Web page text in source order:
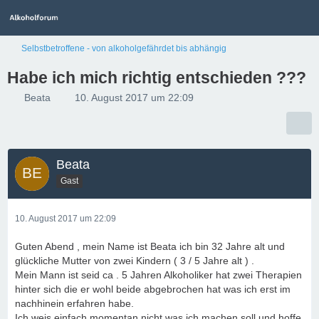
Selbstbetroffene - von alkoholgefährdet bis abhängig
Habe ich mich richtig entschieden ???
Beata 10. August 2017 um 22:09
Beata
Gast
10. August 2017 um 22:09
Guten Abend , mein Name ist Beata ich bin 32 Jahre alt und
glückliche Mutter von zwei Kindern ( 3 / 5 Jahre alt ) .
Mein Mann ist seid ca . 5 Jahren Alkoholiker hat zwei Therapien
hinter sich die er wohl beide abgebrochen hat was ich erst im
nachhinein erfahren habe.